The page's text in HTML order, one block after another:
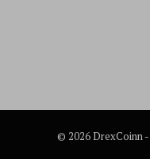
© 2026 DrexCoinn -